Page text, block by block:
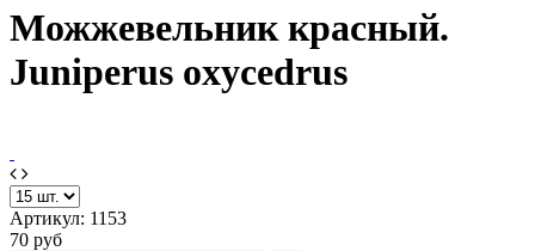
Можжевельник красный.
Juniperus oxycedrus
Артикул: 1153
70 руб